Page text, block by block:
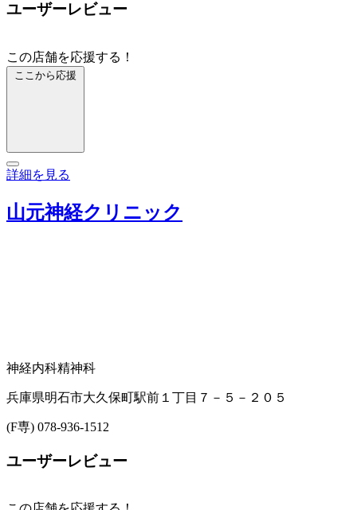
ユーザーレビュー
この店舗を応援する！
ここから応援
詳細を見る
山元神経クリニック
神経内科精神科
兵庫県明石市大久保町駅前１丁目７－５－２０５
(F専) 078-936-1512
ユーザーレビュー